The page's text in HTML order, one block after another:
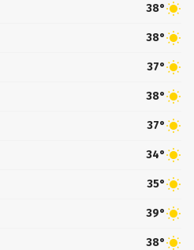
38°
38°
37°
38°
37°
34°
35°
39°
38°